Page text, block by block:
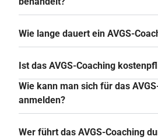
Wie lange dauert ein AVGS-
Ist das AVGS-Coaching
Wie kann man sich für das
anmelden?
Wer führt das AVGS-Coaching